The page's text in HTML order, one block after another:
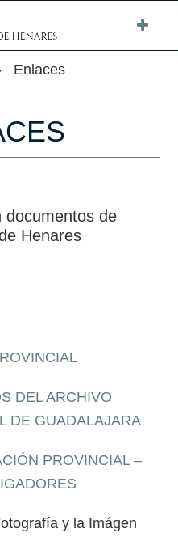
Enlaces
documentos de
Henares
DEL ARCHIVO
DE GUADALAJARA
PROVINCIAL –
y la Imágen